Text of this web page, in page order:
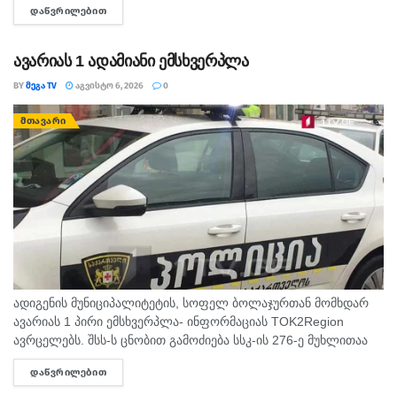
უმეტესად უნალექოდ. იქროლებსაღმოსავლეთის
ᲓᲐᲬᲕᲠᲘᲚᲔᲑᲘᲗ
ავარიას 1 ადამიანი ემსხვერპლა
BYᲛᲔᲒᲐ TV ᲐᲒᲕᲘᲡᲢᲝ 6, 2026 0
ᲛᲗᲐᲕᲐᲠᲘ
ადიგენის მუნიციპალიტეტის, სოფელ ბოლაჯურთან მომხდარ
ავარიას 1 პირი ემსხვერპლა- ინფორმაციას TOK2Region
ავრცელებს. შსს-ს ცნობით გამოძიება სსკ-ის 276-ე მუხლითაა
დაწყებული, რაც ტრანსპორტის მოძრაობის უსაფრთხოების ან
ექსპლუატაციის წესის დარღვევას გულისხმობს.
ᲓᲐᲬᲕᲠᲘᲚᲔᲑᲘᲗ